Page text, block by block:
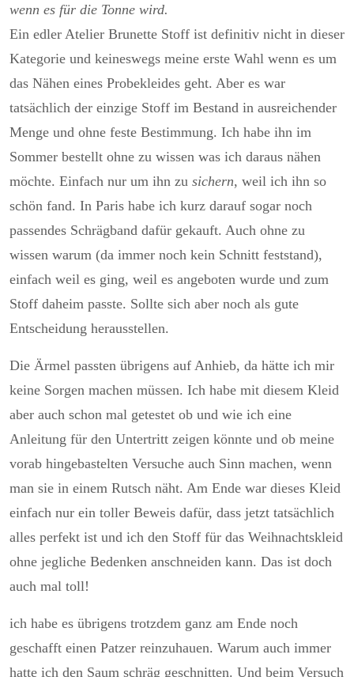
wenn es für die Tonne wird.
Ein edler Atelier Brunette Stoff ist definitiv nicht in dieser
Kategorie und keineswegs meine erste Wahl wenn es um
das Nähen eines Probekleides geht. Aber es war
tatsächlich der einzige Stoff im Bestand in ausreichender
Menge und ohne feste Bestimmung. Ich habe ihn im
Sommer bestellt ohne zu wissen was ich daraus nähen
möchte. Einfach nur um ihn zu sichern, weil ich ihn so
schön fand. In Paris habe ich kurz darauf sogar noch
passendes Schrägband dafür gekauft. Auch ohne zu
wissen warum (da immer noch kein Schnitt feststand),
einfach weil es ging, weil es angeboten wurde und zum
Stoff daheim passte. Sollte sich aber noch als gute
Entscheidung herausstellen.
Die Ärmel passten übrigens auf Anhieb, da hätte ich mir
keine Sorgen machen müssen. Ich habe mit diesem Kleid
aber auch schon mal getestet ob und wie ich eine
Anleitung für den Untertritt zeigen könnte und ob meine
vorab hingebastelten Versuche auch Sinn machen, wenn
man sie in einem Rutsch näht. Am Ende war dieses Kleid
einfach nur ein toller Beweis dafür, dass jetzt tatsächlich
alles perfekt ist und ich den Stoff für das Weihnachtskleid
ohne jegliche Bedenken anschneiden kann. Das ist doch
auch mal toll!
ich habe es übrigens trotzdem ganz am Ende noch
geschafft einen Patzer reinzuhauen. Warum auch immer
hatte ich den Saum schräg geschnitten. Und beim Versuch